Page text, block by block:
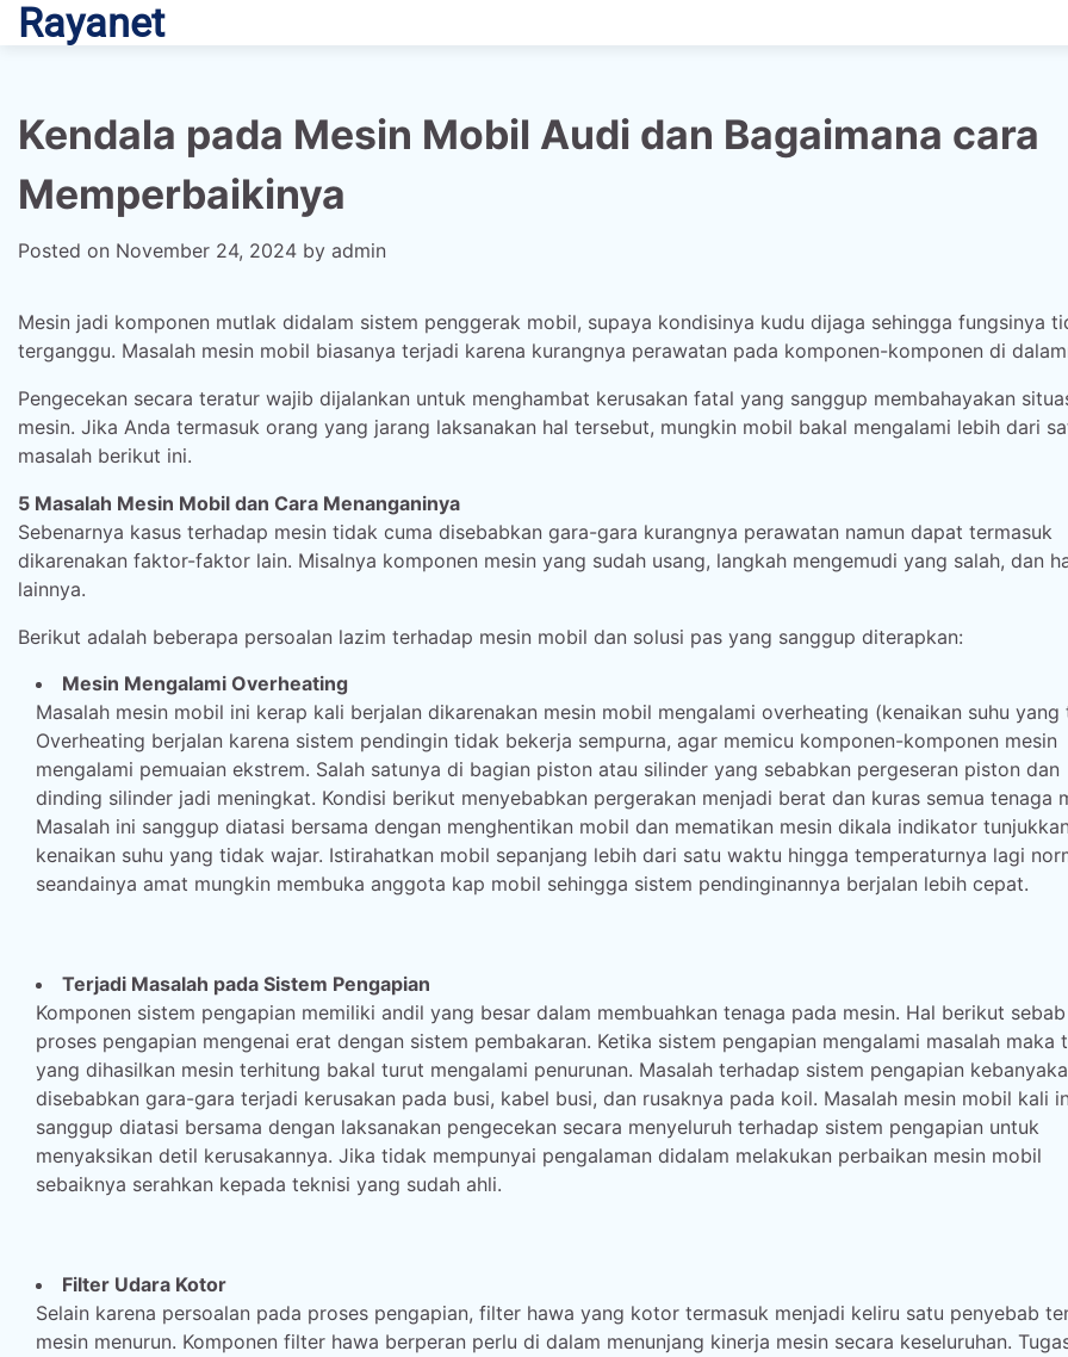
Skip
toRayanet
Kendala pada Mesin Mobil Audi dan Bagaimana cara
Memperbaikinya
Posted on November 24, 2024 by admin
Mesin jadi komponen mutlak didalam sistem penggerak mobil, supaya kondisinya kudu dijaga sehingga fungsinya
terganggu. Masalah mesin mobil biasanya terjadi karena kurangnya perawatan pada komponen-komponen di
Pengecekan secara teratur wajib dijalankan untuk menghambat kerusakan fatal yang sanggup membahayakan
mesin. Jika Anda termasuk orang yang jarang laksanakan hal tersebut, mungkin mobil bakal mengalami lebih dari
masalah berikut ini.
5 Masalah Mesin Mobil dan Cara Menanganinya
Sebenarnya kasus terhadap mesin tidak cuma disebabkan gara-gara kurangnya perawatan namun dapat termasuk
dikarenakan faktor-faktor lain. Misalnya komponen mesin yang sudah usang, langkah mengemudi yang salah, dan
lainnya.
Berikut adalah beberapa persoalan lazim terhadap mesin mobil dan solusi pas yang sanggup diterapkan:
Mesin Mengalami Overheating
Masalah mesin mobil ini kerap kali berjalan dikarenakan mesin mobil mengalami overheating (kenaikan suhu yang
Overheating berjalan karena sistem pendingin tidak bekerja sempurna, agar memicu komponen-komponen mesin
mengalami pemuaian ekstrem. Salah satunya di bagian piston atau silinder yang sebabkan pergeseran piston dan
dinding silinder jadi meningkat. Kondisi berikut menyebabkan pergerakan menjadi berat dan kuras semua tenaga
Masalah ini sanggup diatasi bersama dengan menghentikan mobil dan mematikan mesin dikala indikator tunjukkan
kenaikan suhu yang tidak wajar. Istirahatkan mobil sepanjang lebih dari satu waktu hingga temperaturnya lagi
seandainya amat mungkin membuka anggota kap mobil sehingga sistem pendinginannya berjalan lebih cepat.
Terjadi Masalah pada Sistem Pengapian
Komponen sistem pengapian memiliki andil yang besar dalam membuahkan tenaga pada mesin. Hal berikut sebab
proses pengapian mengenai erat dengan sistem pembakaran. Ketika sistem pengapian mengalami masalah maka
yang dihasilkan mesin terhitung bakal turut mengalami penurunan. Masalah terhadap sistem pengapian
disebabkan gara-gara terjadi kerusakan pada busi, kabel busi, dan rusaknya pada koil. Masalah mesin mobil kali
sanggup diatasi bersama dengan laksanakan pengecekan secara menyeluruh terhadap sistem pengapian untuk
menyaksikan detil kerusakannya. Jika tidak mempunyai pengalaman didalam melakukan perbaikan mesin mobil
sebaiknya serahkan kepada teknisi yang sudah ahli.
Filter Udara Kotor
Selain karena persoalan pada proses pengapian, filter hawa yang kotor termasuk menjadi keliru satu penyebab
mesin menurun. Komponen filter hawa berperan perlu di dalam menunjang kinerja mesin secara keseluruhan.